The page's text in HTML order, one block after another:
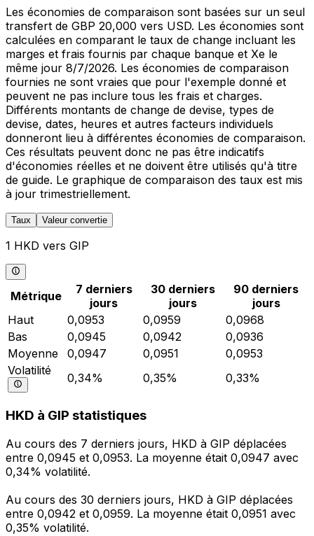
Les économies de comparaison sont basées sur un seul
transfert de GBP 20,000 vers USD. Les économies sont
calculées en comparant le taux de change incluant les
marges et frais fournis par chaque banque et Xe le
même jour 8/7/2026. Les économies de comparaison
fournies ne sont vraies que pour l'exemple donné et
peuvent ne pas inclure tous les frais et charges.
Différents montants de change de devise, types de
devise, dates, heures et autres facteurs individuels
donneront lieu à différentes économies de comparaison.
Ces résultats peuvent donc ne pas être indicatifs
d'économies réelles et ne doivent être utilisés qu'à titre
de guide. Le graphique de comparaison des taux est mis
à jour trimestriellement.
Taux Valeur convertie
1 HKD vers GIP
Métrique
7 derniers
jours
30 derniers
jours
90 derniers
jours
Haut
0,0953 0,0959
0,0968
Bas
0,0945 0,0942
0,0936
Moyenne
0,0947 0,0951
0,0953
Volatilité
0,34% 0,35% 0,33%
HKD à GIP statistiques
Au cours des 7 derniers jours, HKD à GIP déplacées
entre 0,0945 et 0,0953. La moyenne était 0,0947 avec
0,34% volatilité.
Au cours des 30 derniers jours, HKD à GIP déplacées
entre 0,0942 et 0,0959. La moyenne était 0,0951 avec
0,35% volatilité.